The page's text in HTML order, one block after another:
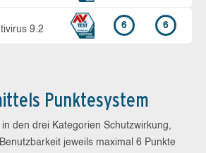
9.2
6 6
Punktesystem
den drei Kategorien Schutzwirkung,
jeweils maximal 6 Punkte